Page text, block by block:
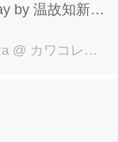
by 温故知新」
@ カワコレメディア編集部